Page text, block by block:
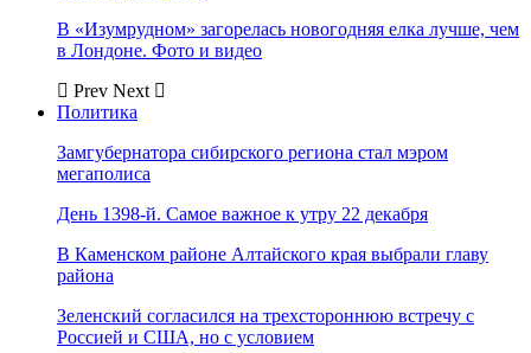
В «Изумрудном» загорелась новогодняя елка лучше, чем
в Лондоне. Фото и видео
Prev Next
Политика
Замгубернатора сибирского региона стал мэром
мегаполиса
День 1398-й. Самое важное к утру 22 декабря
В Каменском районе Алтайского края выбрали главу
района
Зеленский согласился на трехстороннюю встречу с
Россией и США, но с условием